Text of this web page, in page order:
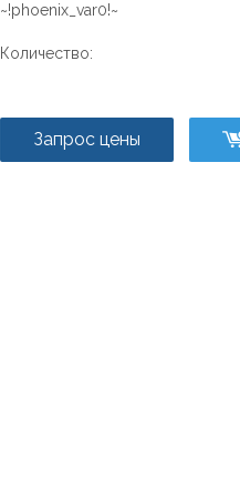
~!phoenix_var0!~
Количество:
Запрос цены